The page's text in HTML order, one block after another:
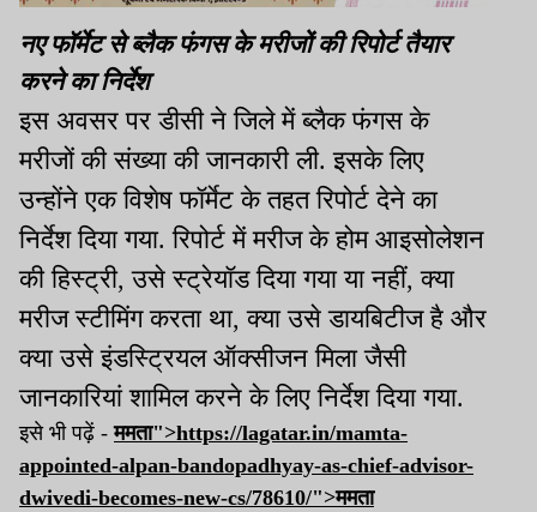
नए फॉर्मेट से ब्लैक फंगस के मरीजों की रिपोर्ट तैयार
करने का निर्देश
इस अवसर पर डीसी ने जिले में ब्लैक फंगस के
मरीजों की संख्या की जानकारी ली. इसके लिए
उन्होंने एक विशेष फॉर्मेट के तहत रिपोर्ट देने का
निर्देश दिया गया. रिपोर्ट में मरीज के होम आइसोलेशन
की हिस्ट्री, उसे स्ट्रेयॉड दिया गया या नहीं, क्या
मरीज स्टीमिंग करता था, क्या उसे डायबिटीज है और
क्या उसे इंडस्ट्रियल ऑक्सीजन मिला जैसी
जानकारियां शामिल करने के लिए निर्देश दिया गया.
इसे भी पढ़ें -ममता">https://lagatar.in/mamta-
appointed-alpan-bandopadhyay-as-chief-advisor-
dwivedi-becomes-new-cs/78610/">ममता